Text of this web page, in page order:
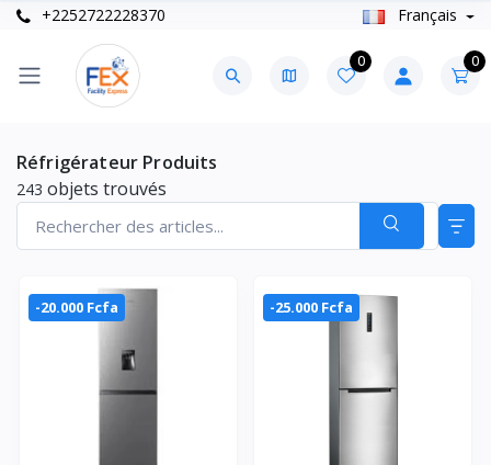
+2252722228370 Français
0 0
Réfrigérateur Produits
243 objets trouvés
-20.000 Fcfa -25.000 Fcfa